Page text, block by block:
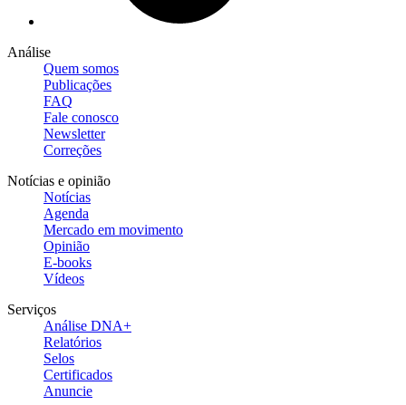
Análise
Quem somos
Publicações
FAQ
Fale conosco
Newsletter
Correções
Notícias e opinião
Notícias
Agenda
Mercado em movimento
Opinião
E-books
Vídeos
Serviços
Análise DNA+
Relatórios
Selos
Certificados
Anuncie